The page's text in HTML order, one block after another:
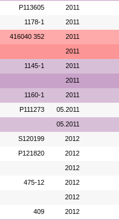
P113605 2011
1178-1 2011
416040 352 2011
2011
1145-1 2011
2011
1160-1 2011
P111273 05.2011
05.2011
S120199 2012
P121820 2012
2012
475-12 2012
2012
409 2012